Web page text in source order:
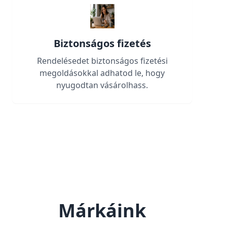
Biztonságos fizetés
Rendelésedet biztonságos fizetési
megoldásokkal adhatod le, hogy
nyugodtan vásárolhass.
Márkáink